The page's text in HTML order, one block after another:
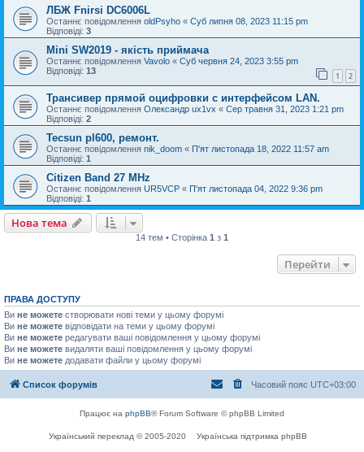
ЛБЖ Fnirsi DC6006L
Останнє повідомлення oldPsyho « Суб липня 08, 2023 11:15 pm
Відповіді: 3
Mini SW2019 - якість приймача
Останнє повідомлення Vavolo « Суб червня 24, 2023 3:55 pm
Відповіді: 13 1 2
Трансивер прямой оцифровки с интерфейсом LAN.
Останнє повідомлення Олександр ux1vx « Сер травня 31, 2023 1:21 pm
Відповіді: 2
Tecsun pl600, ремонт.
Останнє повідомлення nik_doom « П'ят листопада 18, 2022 11:57 am
Відповіді: 1
Citizen Band 27 MHz
Останнє повідомлення UR5VCP « П'ят листопада 04, 2022 9:36 pm
Відповіді: 1
Нова тема
14 тем • Сторінка 1 з 1
Перейти
ПРАВА ДОСТУПУ
Ви не можете створювати нові теми у цьому форумі
Ви не можете відповідати на теми у цьому форумі
Ви не можете редагувати ваші повідомлення у цьому форумі
Ви не можете видаляти ваші повідомлення у цьому форумі
Ви не можете додавати файли у цьому форумі
Список форумів Часовий пояс UTC+03:00
Працює на phpBB® Forum Software © phpBB Limited
Український переклад © 2005-2020 Українська підтримка phpBB